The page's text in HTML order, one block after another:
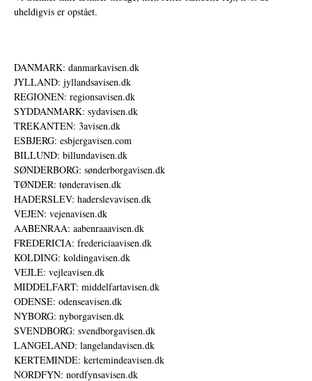
uheldigvis er opstået.
DANMARK: danmarkavisen.dk
JYLLAND: jyllandsavisen.dk
REGIONEN: regionsavisen.dk
SYDDANMARK: sydavisen.dk
TREKANTEN: 3avisen.dk
ESBJERG: esbjergavisen.com
BILLUND: billundavisen.dk
SØNDERBORG: sønderborgavisen.dk
TØNDER: tønderavisen.dk
HADERSLEV: haderslevavisen.dk
VEJEN: vejenavisen.dk
AABENRAA: aabenraaavisen.dk
FREDERICIA: fredericiaavisen.dk
KOLDING: koldingavisen.dk
VEJLE: vejleavisen.dk
MIDDELFART: middelfartavisen.dk
ODENSE: odenseavisen.dk
NYBORG: nyborgavisen.dk
SVENDBORG: svendborgavisen.dk
LANGELAND: langelandavisen.dk
KERTEMINDE: kertemindeavisen.dk
NORDFYN: nordfynsavisen.dk